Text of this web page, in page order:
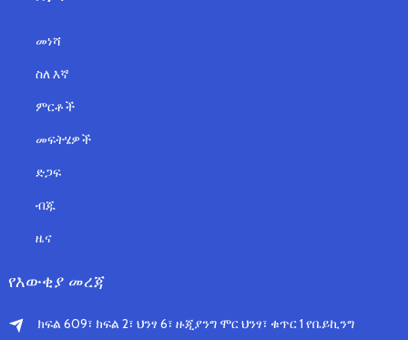
መነሻ
ስለ እኛ
ምርቶች
መፍትሄዎች
ድጋፍ
ብጁ
ዜና
የእውቂያ መረጃ
ክፍል 609፣ ክፍል 2፣ ህንፃ 6፣ ዙጂያንግ ሞር ህንፃ፣ ቁጥር 1 የቤይኪንግ